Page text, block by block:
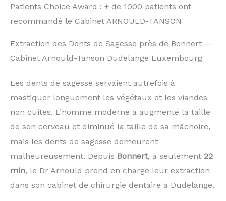
Patients Choice Award : + de 1000 patients ont
recommandé le Cabinet ARNOULD-TANSON
Extraction des Dents de Sagesse près de Bonnert —
Cabinet Arnould-Tanson Dudelange Luxembourg
Les dents de sagesse servaient autrefois à
mastiquer longuement les végétaux et les viandes
non cuites. L’homme moderne a augmenté la taille
de son cerveau et diminué la taille de sa mâchoire,
mais les dents de sagesse demeurent
malheureusement. Depuis Bonnert, à seulement 22
min, le Dr Arnould prend en charge leur extraction
dans son cabinet de chirurgie dentaire à Dudelange.